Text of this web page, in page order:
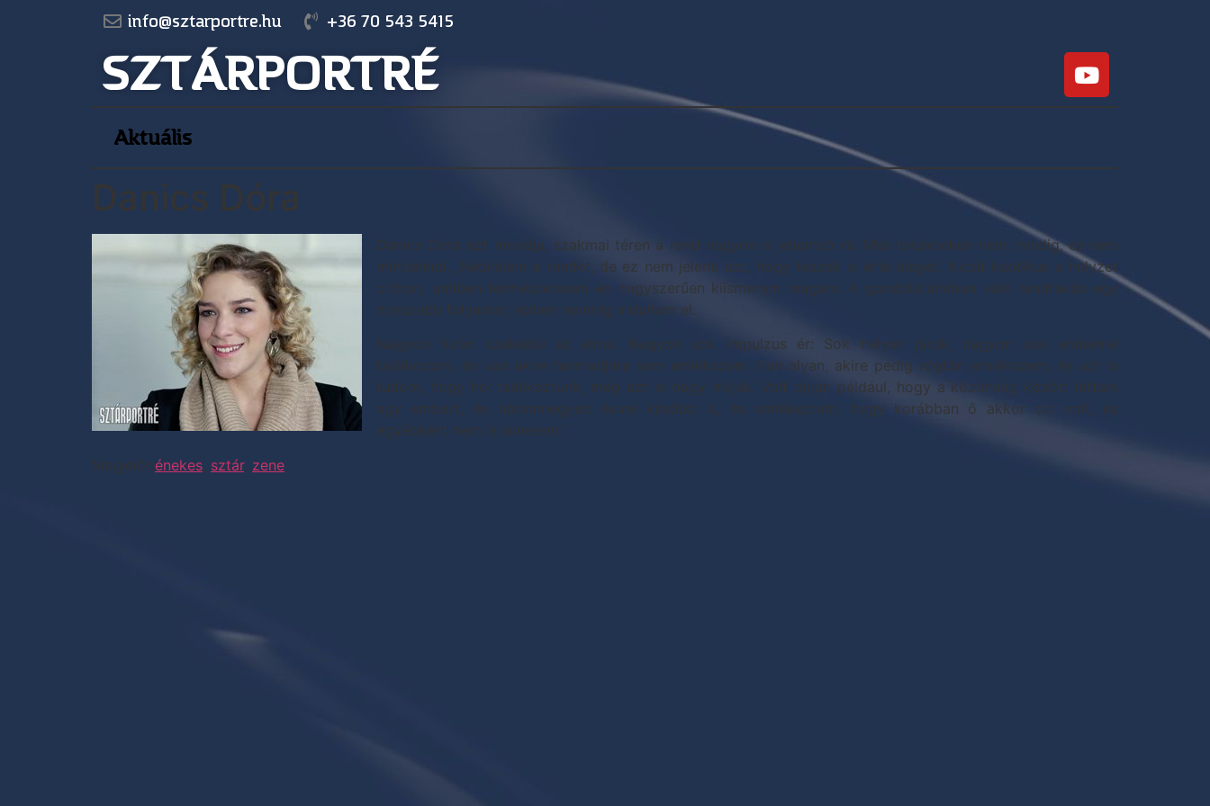
info@sztarportre.hu +36 70 543 5415
SZTÁRPORTRÉ
Aktuális
Danics Dóra
Danics Dóra azt mondja, szakmai téren a rend nagyon is jellemző rá. Más területeken nem mindig, és nem
mindenhol. „Kedvelem a rendet, de ez nem jelenti azt, hogy teszek is érte eleget. Kicsit kaotikus a helyzet
otthon, amiben természetesen én nagyszerűen kiismerem magam. A gondolataimban való rendrakás egy
hosszabb folyamat, ebben nemrég indultam el.
Nagyon furán szelektál az elme. Nagyon sok impulzus ér: Sok helyen járok, nagyon sok emberrel
találkozom, és van akire harmadjára sem emlékszem. Van olyan, akire pedig rögtön emlékszem, és azt is
tudom, hogy hol találkoztunk, még azt is hogy hívják. Volt olyan például, hogy a közönség között láttam
egy embert, és háromnegyed évvel később is, és emlékeztem, hogy korábban ő akkor ott volt, és
egyébként nem is ismerem.”
Megjelölténekes sztár, zene